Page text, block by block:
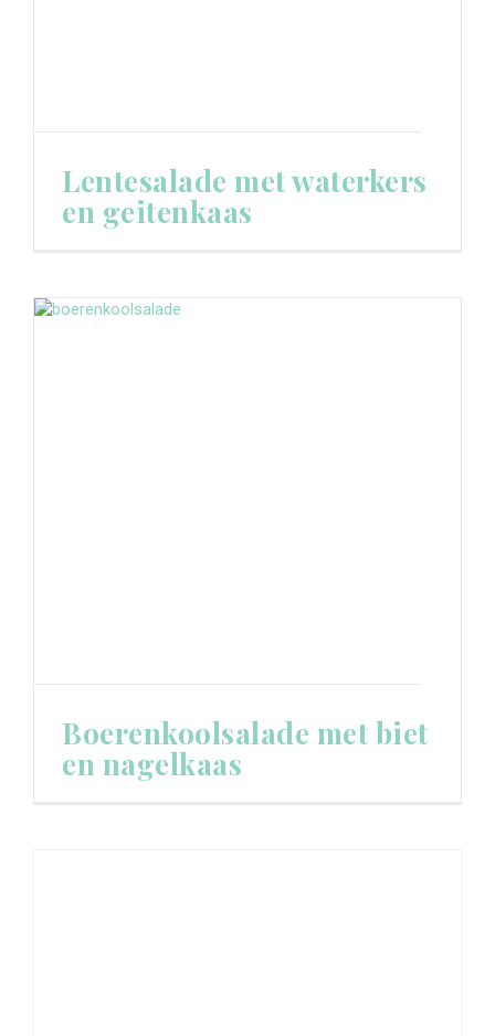
Lentesalade met waterkers
en geitenkaas
Boerenkoolsalade met biet
en nagelkaas